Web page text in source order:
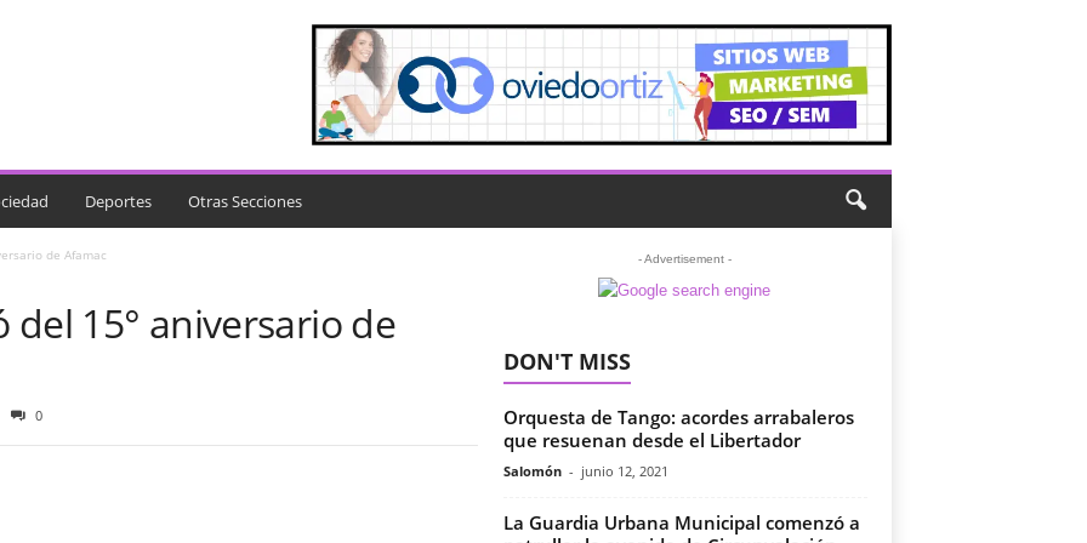
Deportes Otras Secciones
de Afamac
del 15° aniversario de
0
- Advertisement -
DON'T MISS
Orquesta de Tango: acordes arrabaleros
que resuenan desde el Libertador
Salomón - junio 12, 2021
La Guardia Urbana Municipal comenzó a